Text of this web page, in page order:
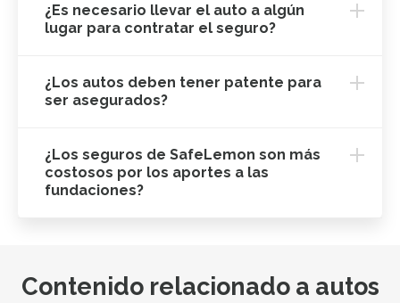
¿Es necesario llevar el auto a algún
lugar para contratar el seguro?
¿Los autos deben tener patente para
ser asegurados?
¿Los seguros de SafeLemon son más
costosos por los aportes a las
fundaciones?
Contenido relacionado a autos